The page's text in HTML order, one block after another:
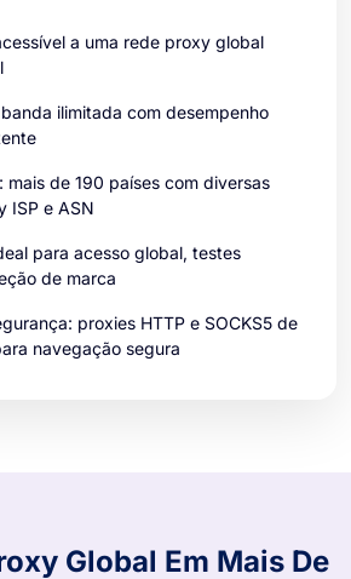
a uma rede proxy global
ilimitada com desempenho
mais de 190 países com diversas
ISP e ASN
para acesso global, testes
de marca
proxies HTTP e SOCKS5 de
navegação segura
Global Em Mais De